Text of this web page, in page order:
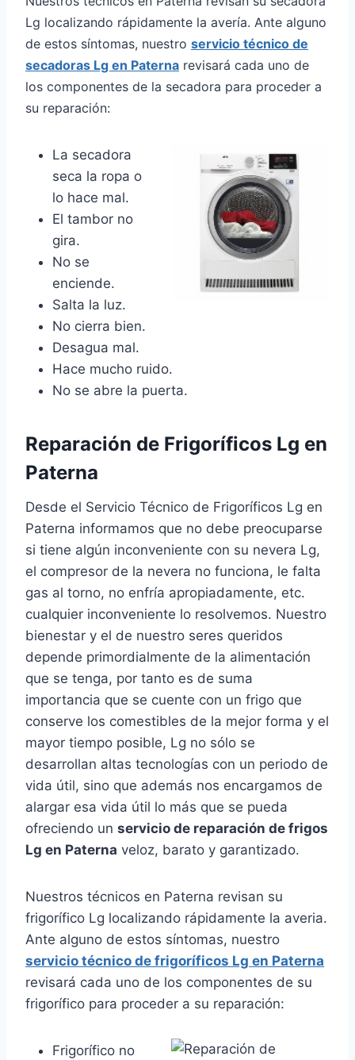
Lg localizando rápidamente la avería. Ante alguno
de estos síntomas, nuestro servicio técnico de
secadoras Lg en Paterna revisará cada uno de
los componentes de la secadora para proceder a
su reparación:
La secadora
seca la ropa o
lo hace mal.
El tambor no
gira.
No se
enciende.
Salta la luz.
No cierra bien.
Desagua mal.
Hace mucho ruido.
No se abre la puerta.
Reparación de Frigoríficos Lg en
Paterna
Desde el Servicio Técnico de Frigoríficos Lg en
Paterna informamos que no debe preocuparse
si tiene algún inconveniente con su nevera Lg,
el compresor de la nevera no funciona, le falta
gas al torno, no enfría apropiadamente, etc.
cualquier inconveniente lo resolvemos. Nuestro
bienestar y el de nuestro seres queridos
depende primordialmente de la alimentación
que se tenga, por tanto es de suma
importancia que se cuente con un frigo que
conserve los comestibles de la mejor forma y el
mayor tiempo posible, Lg no sólo se
desarrollan altas tecnologías con un periodo de
vida útil, sino que además nos encargamos de
alargar esa vida útil lo más que se pueda
ofreciendo un servicio de reparación de frigos
Lg en Paterna veloz, barato y garantizado.
Nuestros técnicos en Paterna revisan su
frigorífico Lg localizando rápidamente la averia.
Ante alguno de estos síntomas, nuestro
servicio técnico de frigoríficos Lg en Paterna
revisará cada uno de los componentes de su
frigorífico para proceder a su reparación:
Frigorífico no